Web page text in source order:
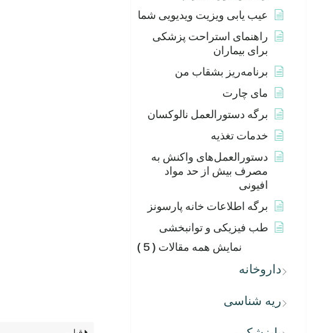
عیب یابی ویزیت ویدیویی شما
راهنمای استراحت پزشکی
برای بیماران
برنامه‌ریز بشقاب من
مای چارت
برگه دستورالعمل نالوکسان
خدمات تغذیه
دستورالعمل‌های واکنش به
مصرف بیش از حد مواد
افیونی
برگه اطلاعات خانه پارسونز
طب فیزیکی و توانبخشی
نمایش همه مقالات ( 5 )
داروخانه
ریه شناسی